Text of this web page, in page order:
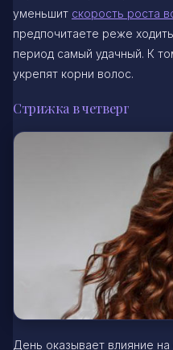
уменьшит скорость роста
предпочитаете реже
период самый удачный. К
укрепят корни волос.
Стрижка в четверг
День оказывает влияние